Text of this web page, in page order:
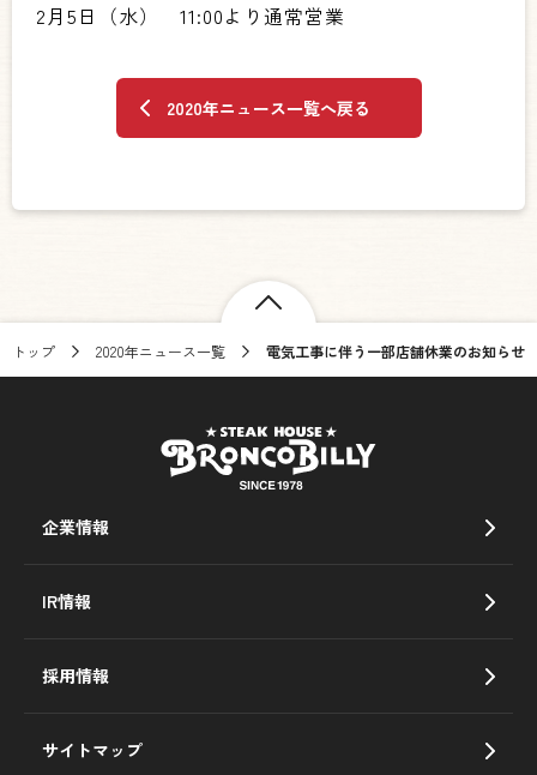
2月5日（水） 11:00より通常営業
2020年ニュース一覧へ戻る
トップ 2020年ニュース一覧 電気工事に伴う一部店舗休業のお知らせ
企業情報
IR情報
採用情報
サイトマップ